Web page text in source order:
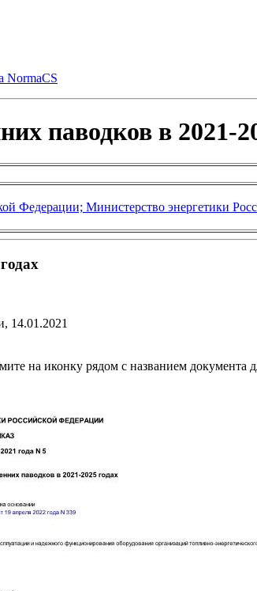
NormaCS
паводков в 2021-
Федерации; Министерство энергетики
14.01.2021
на иконку рядом с названием документа